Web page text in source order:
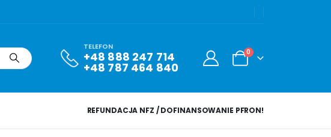
TELEFON
+48 888 247 714
+48 787 464 840
0
REFUNDACJA NFZ / DOFINANSOWANIE PFRON!